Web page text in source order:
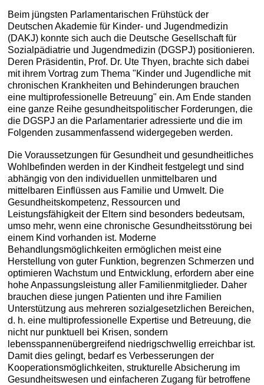
Beim jüngsten Parlamentarischen Frühstück der
Deutschen Akademie für Kinder- und Jugendmedizin
(DAKJ) konnte sich auch die Deutsche Gesellschaft für
Sozialpädiatrie und Jugendmedizin (DGSPJ) positionieren.
Deren Präsidentin, Prof. Dr. Ute Thyen, brachte sich dabei
mit ihrem Vortrag zum Thema "Kinder und Jugendliche mit
chronischen Krankheiten und Behinderungen brauchen
eine multiprofessionelle Betreuung" ein. Am Ende standen
eine ganze Reihe gesundheitspolitischer Forderungen, die
die DGSPJ an die Parlamentarier adressierte und die im
Folgenden zusammenfassend widergegeben werden.
Die Voraussetzungen für Gesundheit und gesundheitliches
Wohlbefinden werden in der Kindheit festgelegt und sind
abhängig von den individuellen unmittelbaren und
mittelbaren Einflüssen aus Familie und Umwelt. Die
Gesundheitskompetenz, Ressourcen und
Leistungsfähigkeit der Eltern sind besonders bedeutsam,
umso mehr, wenn eine chronische Gesundheitsstörung bei
einem Kind vorhanden ist. Moderne
Behandlungsmöglichkeiten ermöglichen meist eine
Herstellung von guter Funktion, begrenzen Schmerzen und
optimieren Wachstum und Entwicklung, erfordern aber eine
hohe Anpassungsleistung aller Familienmitglieder. Daher
brauchen diese jungen Patienten und ihre Familien
Unterstützung aus mehreren sozialgesetzlichen Bereichen,
d. h. eine multiprofessionelle Expertise und Betreuung, die
nicht nur punktuell bei Krisen, sondern
lebensspannenübergreifend niedrigschwellig erreichbar ist.
Damit dies gelingt, bedarf es Verbesserungen der
Kooperationsmöglichkeiten, strukturelle Absicherung im
Gesundheitswesen und einfacheren Zugang für betroffene